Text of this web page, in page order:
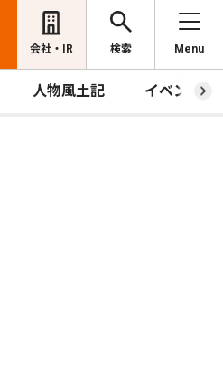
会社・IR 検索 Menu
人物風土記 イベント